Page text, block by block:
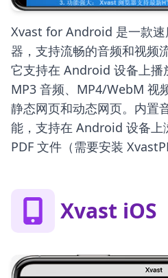
Xvast for Android 是一款速
器，支持流畅的音频和视频
它支持在 Android 设备上播
MP3 音频、MP4/WebM 视
静态网页和动态网页。内置
能，支持在 Android 设备上
PDF 文件（需要安装
Xvast iOS